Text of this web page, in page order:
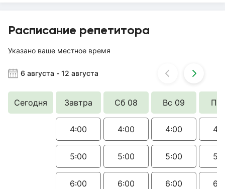
Расписание репетитора
Указано ваше местное время
6 августа - 12 августа
Сегодня Завтра Сб 08 Вс 09 Пн
4:00
5:00
6:00
4:00
5:00
6:00
4:00
5:00
6:00